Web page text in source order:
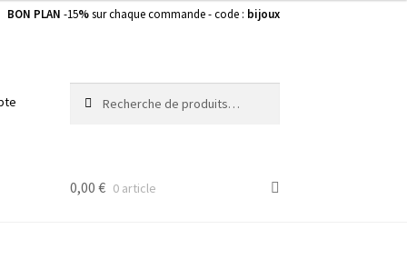
BON PLAN -15%sur chaque commande - code : bijoux
pour :
0,00 € 0 article